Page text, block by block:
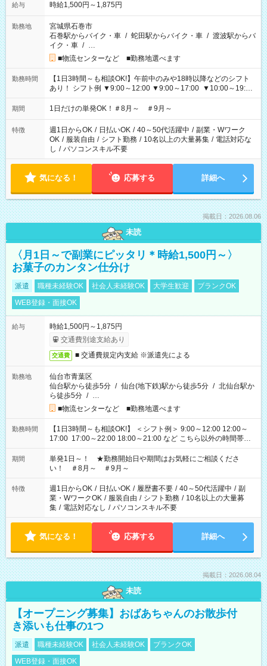
給与 時給1,500円～1,875円
勤務地
宮城県石巻市
石巻駅からバイク・車 / 蛇田駅からバイク・車 / 渡波駅からバ
イク・車 / …
■物流センターなど ■勤務地選べます
勤務時間
【1日3時間～も相談OK!】午前中のみや18時以降などのシフト
あり！ シフト例 ▼9:00～12:00 ▼9:00～17:00 ▼10:00～19:00
▼18:00～21:00
期間 1日だけの単発OK！＃8月～ ＃9月～
特徴 週1日からOK / 日払いOK / 40～50代活躍中 / 副業・Wワーク
OK / 服装自由 / シフト勤務 / 10名以上の大量募集 / 電話対応な
し / パソコンスキル不要
気になる！ 応募する 詳細へ
掲載日：2026.08.06
未読
〈月1日～で副業にピッタリ＊時給1,500円～〉
お菓子のカンタン仕分け
派遣 職種未経験OK 社会人未経験OK 大学生歓迎
ブランクOK
WEB登録・面接OK
給与
時給1,500円～1,875円
交通費別途支給あり
交通費 ■ 交通費規定内支給 ※派遣先による
勤務地
仙台市青葉区
仙台駅から徒歩5分 / 仙台(地下鉄)駅から徒歩5分 / 北仙台駅か
ら徒歩5分 / …
■物流センターなど ■勤務地選べます
勤務時間
【1日3時間～も相談OK!】 ＜シフト例＞ 9:00～12:00 12:00～
17:00 17:00～22:00 18:00～21:00 など こちら以外の時間帯も
お気軽にご相談ください！
期間
単発1日～！ ★勤務開始日や期間はお気軽にご相談くださ
い！ ＃8月～ ＃9月～
特徴 週1日からOK / 日払いOK / 履歴書不要 / 40～50代活躍中 / 副
業・WワークOK / 服装自由 / シフト勤務 / 10名以上の大量募
集 / 電話対応なし / パソコンスキル不要
気になる！ 応募する 詳細へ
掲載日：2026.08.04
未読
【オープニング募集】おばあちゃんのお散歩付
き添いも仕事の1つ
派遣 職種未経験OK 社会人未経験OK
ブランクOK
WEB登録・面接OK